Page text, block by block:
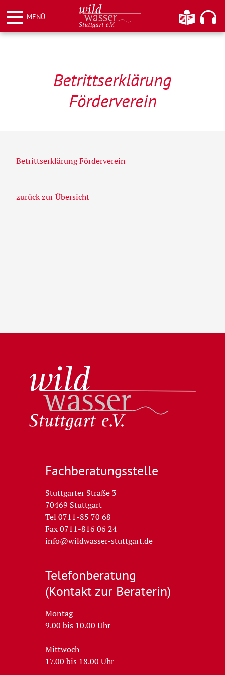
zum
Inhalt
MENÜ
Wildwasser Stuttgart e.V.
Hier
Betrittserklärung
Förderverein
Betrittserklärung Förderverein
zurück zur Übersicht
Fachberatungs­stelle
Stuttgarter Straße 3
70469 Stuttgart
Tel 0711-85 70 68
Fax 0711-816 06 24
info@wildwasser-stuttgart.de
Telefon­beratung
(Kontakt zur Beraterin)
Montag
9.00 bis 10.00 Uhr
Mittwoch
17.00 bis 18.00 Uhr